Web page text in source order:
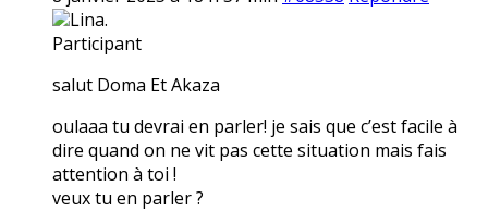
Lina.
Participant
salut Doma Et Akaza
oulaaa tu devrai en parler! je sais que c’est facile à
dire quand on ne vit pas cette situation mais fais
attention à toi !
veux tu en parler ?